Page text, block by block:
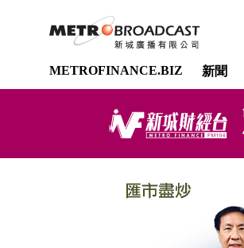
METROFINANCE.BIZ 新聞